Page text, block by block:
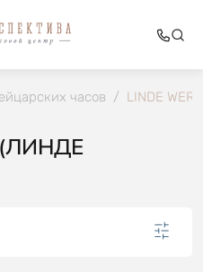
часов / LINDE
(ЛИНДЕ